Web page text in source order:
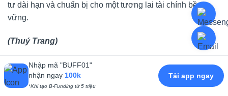
tư dài hạn và chuẩn bị cho một tương lai tài chính bền
vững.
(Thuý Trang)
Đầu tư cổ phiếu là hình thức đầu tư có rủi ro cao, giá chịu
Nhập mã "BUFF01"
nhận ngay 100k
*Khi tạo B-Funding từ 5 triệu
Tải app ngay